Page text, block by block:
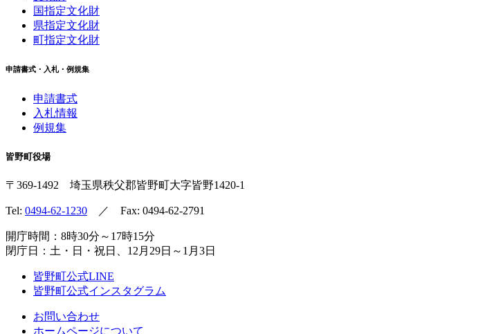
国指定文化財
県指定文化財
町指定文化財
申請書式・入札・例規集
申請書式
入札情報
例規集
皆野町役場
〒369-1492 埼玉県秩父郡皆野町 大字皆野1420-1
Tel: 0494-62-1230 ／ Fax: 0494-62-2791
開庁時間：8時30分～17時15分
閉庁日：土・日・祝日、12月29日～1月3日
皆野町公式LINE
皆野町公式インスタグラム
お問い合わせ
ホームページについて